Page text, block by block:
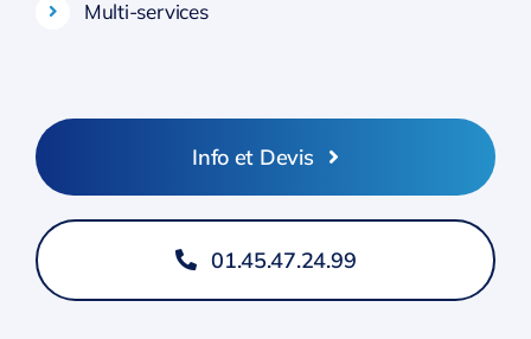
Multi-services
Info et Devis
01.45.47.24.99